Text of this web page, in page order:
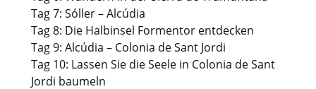
Tag 7: Sóller – Alcúdia
Tag 8: Die Halbinsel Formentor entdecken
Tag 9: Alcúdia – Colonia de Sant Jordi
Tag 10: Lassen Sie die Seele in Colonia de Sant
Jordi baumeln